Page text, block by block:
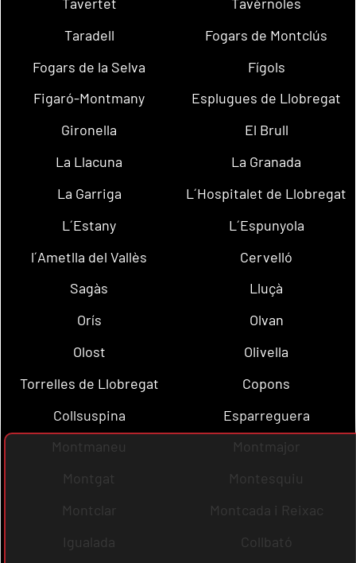
Taradell
Fogars de Montclús
Fogars de la Selva
Fígols
Figaró-Montmany
Esplugues de Llobregat
Gironella
El Brull
La Llacuna
La Granada
La Garriga
L´Hospitalet de Llobregat
L´Estany
L´Espunyola
l´Ametlla del Vallès
Cervelló
Sagàs
Lluçà
Orís
Olvan
Olost
Olivella
Torrelles de Llobregat
Copons
Collsuspina
Esparreguera
Montmaneu
Montmajor
Montgat
Montesquiu
Montclar
Montcada i Reixac
Igualada
Collbató